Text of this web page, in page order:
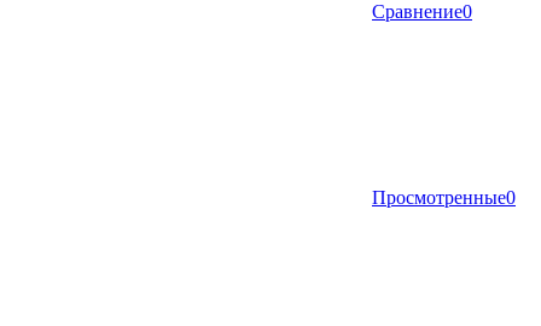
Сравнение0
Просмотренные0